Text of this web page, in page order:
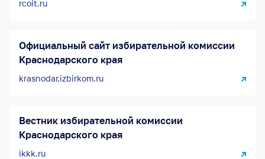
rcoit.ru
Официальный сайт избирательной комиссии
Краснодарского края
krasnodar.izbirkom.ru
Вестник избирательной комиссии
Краснодарского края
ikkk.ru